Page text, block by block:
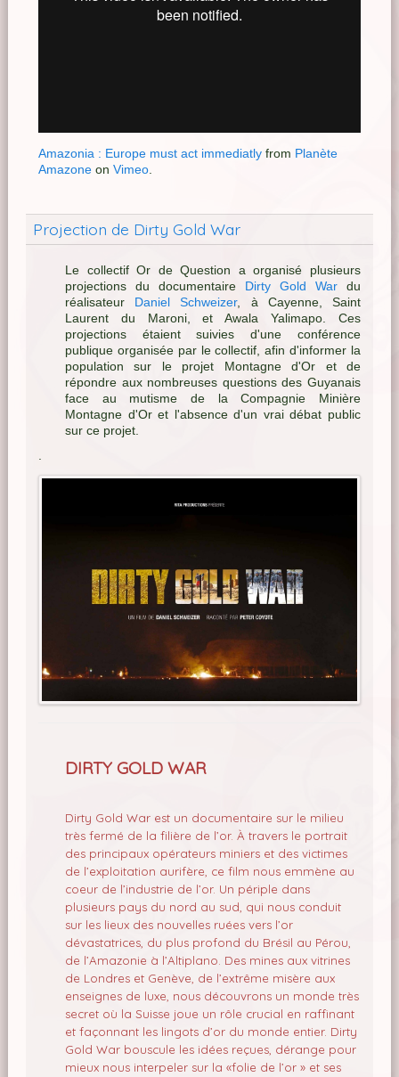
Amazonia : Europe must act immediatlyfrom Planète
Amazoneon Vimeo.
Projection de Dirty Gold War
Le collectif Or de Question a organisé plusieurs
projections du documentaire Dirty Gold War du
réalisateur Daniel Schweizer, à Cayenne, Saint
Laurent du Maroni, et Awala Yalimapo. Ces
projections étaient suivies d'une conférence
publique organisée par le collectif, afin d'informer la
population sur le projet Montagne d'Or et de
répondre aux nombreuses questions des Guyanais
face au mutisme de la Compagnie Minière
Montagne d'Or et l'absence d'un vrai débat public
sur ce projet.
DIRTY GOLD WAR
Dirty Gold War est un documentaire sur le milieu
très fermé de la filière de l’or. À travers le portrait
des principaux opérateurs miniers et des victimes
de l’exploitation aurifère, ce film nous emmène au
coeur de l’industrie de l’or. Un périple dans
plusieurs pays du nord au sud, qui nous conduit
sur les lieux des nouvelles ruées vers l’or
dévastatrices, du plus profond du Brésil au Pérou,
de l’Amazonie à l’Altiplano. Des mines aux vitrines
de Londres et Genève, de l’extrême misère aux
enseignes de luxe, nous découvrons un monde très
secret où la Suisse joue un rôle crucial en raffinant
et façonnant les lingots d’or du monde entier. Dirty
Gold War bouscule les idées reçues, dérange pour
mieux nous interpeler sur la «folie de l’or » et ses